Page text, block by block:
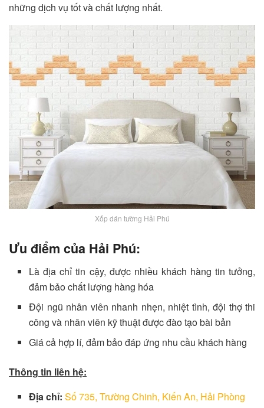
những dịch vụ tốt và chất lượng nhất.
Xốp dán tường Hải Phú
Ưu điểm của Hải Phú:
Là địa chỉ tin cậy, được nhiều khách hàng tin tưởng,
đảm bảo chất lượng hàng hóa
Đội ngũ nhân viên nhanh nhẹn, nhiệt tình, đội thợ thi
công và nhân viên kỹ thuật được đào tạo bài bản
Giá cả hợp lí, đảm bảo đáp ứng nhu cầu khách hàng
Thông tin liên hệ:
Địa chỉ:Số 735, Trường Chinh, Kiến An, Hải Phòng